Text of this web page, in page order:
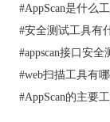
通过第一阶段
体框架。然后
洞进行发起模
3.信息反馈
#AppScan是什么
#安全测试工具有
#appscan接口安
#web扫描工具有
#AppScan的主要